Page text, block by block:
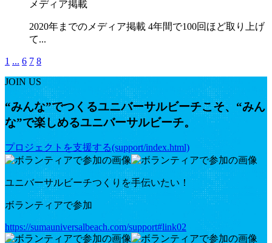
メディア掲載
2020年までのメディア掲載 4年間で100回ほど取り上げ
て...
1 ... 6 7 8
JOIN US
“みんな”でつくるユニバーサルビーチこそ、“みん
な”で楽しめるユニバーサルビーチ。
プロジェクトを支援する(support/index.html)
ユニバーサルビーチつくりを手伝いたい！
ボランティアで参加
https://sumauniversalbeach.com/support#link02